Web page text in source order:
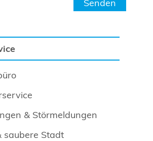
& Störmeldungen
saubere Stadt